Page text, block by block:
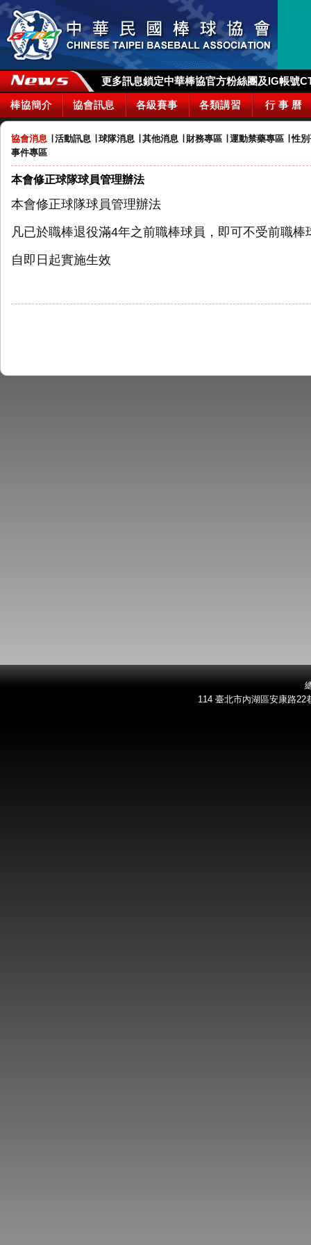
更多訊息鎖定中華棒協官方粉絲團及IG帳號
棒協簡介 協會訊息 各級賽事 各類講習 行 事 曆
協會消息 活動訊息 球隊消息 其他消息 財務專區 運動禁藥專區 ∣性
事件專區
本會修正球隊球員管理辦法
本會修正球隊球員管理辦法
凡已於職棒退役滿4年之前職棒球員，即可不受前職棒
自即日起實施生效
114 臺北市內湖區安康路22